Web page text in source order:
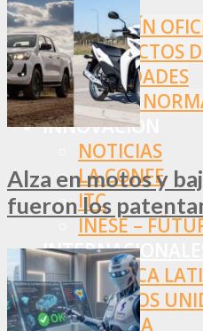
BOLETÍN
PROYECTOS
SOCIEDADES
OTRAS
INNOVACIÓN
NOTICIAS
LA CONFE
ITC
INESE –
INTERNACIONALES
AMÉRICA
ESTADOS
EUROPA
Alza en motos y
fueron los